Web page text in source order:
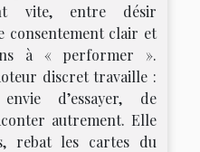
vite, entre désir
consentement clair et
à « performer ».
discret travaille :
d’essayer, de
autrement. Elle
rebat les cartes du